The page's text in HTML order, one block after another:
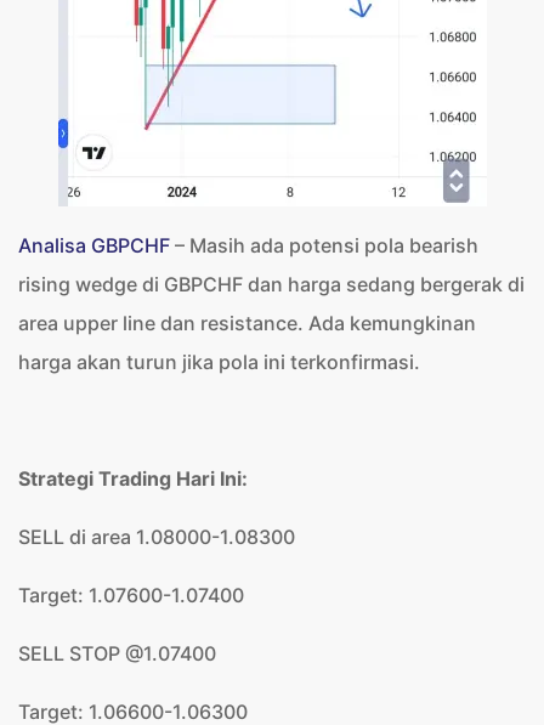
Analisa GBPCHF – Masih ada potensi pola bearish
rising wedge di GBPCHF dan harga sedang bergerak di
area upper line dan resistance. Ada kemungkinan
harga akan turun jika pola ini terkonfirmasi.
Strategi Trading Hari Ini:
SELL di area 1.08000-1.08300
Target: 1.07600-1.07400
SELL STOP @1.07400
Target: 1.06600-1.06300